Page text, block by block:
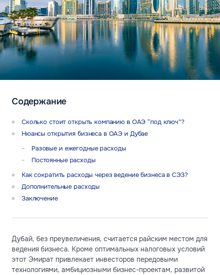
Содержание
Сколько стоит открыть компанию в ОАЭ “под ключ”?
Нюансы открытия бизнеса в ОАЭ и Дубае
Разовые и ежегодные расходы
Постоянные расходы
Как сократить расходы через ведение бизнеса в СЭЗ?
Дополнительные расходы
Заключение
Дубай, без преувеличения, считается райским местом для
ведения бизнеса. Кроме оптимальных налоговых условий
этот Эмират привлекает инвесторов передовыми
технологиями, амбициозными бизнес-проектам, развитой